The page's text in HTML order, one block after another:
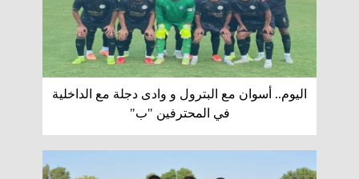
اليوم.. أسوان مع البترول و وادى دجلة مع الداخلية
في المحترفين "ب"